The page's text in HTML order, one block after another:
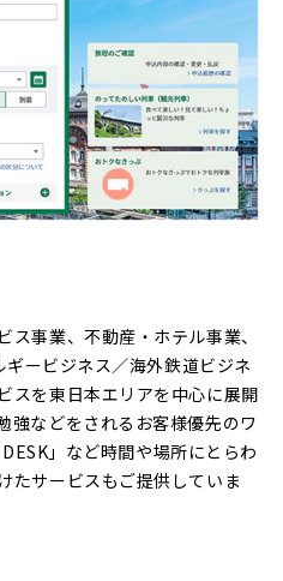
事業、不動産・ホテル事業、
ービジネス／海外鉄道ビジネ
スを東日本エリアを中心に展開
強などをされるお客様優先のワ
」など時間や場所にとらわ
たサービスもご提供していま